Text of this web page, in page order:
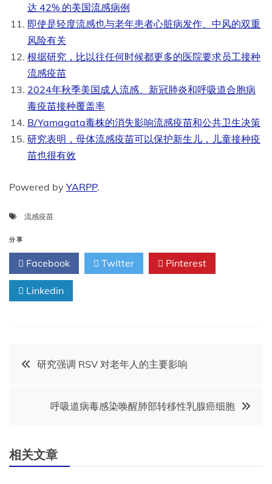
达 42% 的美国流感病例
即使是轻度流感也与老年患者心脏病发作、中风的双重
风险有关
根据研究，比以往任何时候都更多的医院要求员工接种
流感疫苗
2024年秋季美国成人流感、新冠肺炎和呼吸道合胞病
毒疫苗接种覆盖率
B/Yamagata毒株的消失影响流感疫苗和公共卫生决策
研究表明，母体流感疫苗可以保护新生儿，儿童接种疫
苗也很有效
Powered by YARPP.
流感疫苗
分享
Facebook Twitter Pinterest
Linkedin
文
航
研究强调 RSV 对老年人的主要影响
呼吸道病毒感染唤醒肺部转移性乳腺癌细胞
相关文章